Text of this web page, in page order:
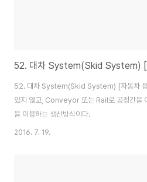
52. 대차 System(Skid System) [
52. 대차 System(Skid System) [자동차 용
있지 않고, Conveyor 또는 Rail로 공정간을
을 이용하는 생산방식이다.
2016. 7. 19.